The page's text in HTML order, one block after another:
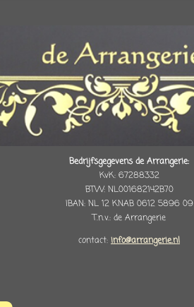
Bedrijfsgegevens de Arrangerie:
KvK: 67288332
BTW: NL001682142B70
IBAN: NL 12 KNAB 0612 5896 09
T.n.v.: de Arrangerie
contact: info@arrangerie.nl